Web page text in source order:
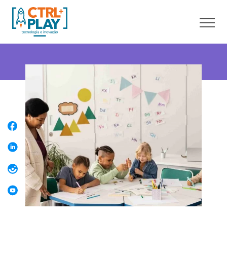
Cursos presenciais
Unidades
Franquia
Blog
Contato
Faça uma Aula Grátis